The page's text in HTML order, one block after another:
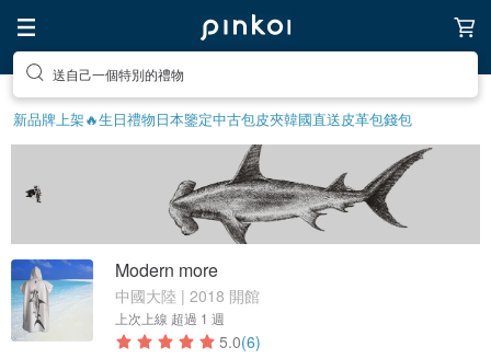
送自己一個特別的禮物
新品牌上架🔥生日禮物日本鑒定中古包皮夾韓國直送皮革包錢包
Modern more
中國大陸 | 2018 開館
上次上線 超過 1 週
5.0(6)